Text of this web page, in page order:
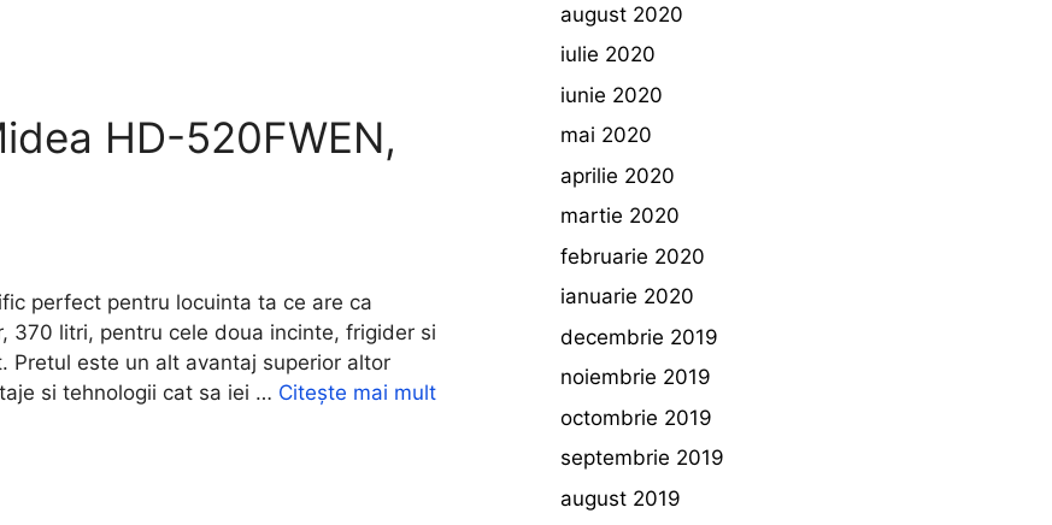
HD-520FWEN,
perfect pentru locuinta ta ce are ca
370 litri, pentru cele doua incinte, frigider si
Pretul este un alt avantaj superior altor
si tehnologii cat sa iei … Citește mai mult
august 2020
iulie 2020
iunie 2020
mai 2020
aprilie 2020
martie 2020
februarie 2020
ianuarie 2020
decembrie 2019
noiembrie 2019
octombrie 2019
septembrie 2019
august 2019